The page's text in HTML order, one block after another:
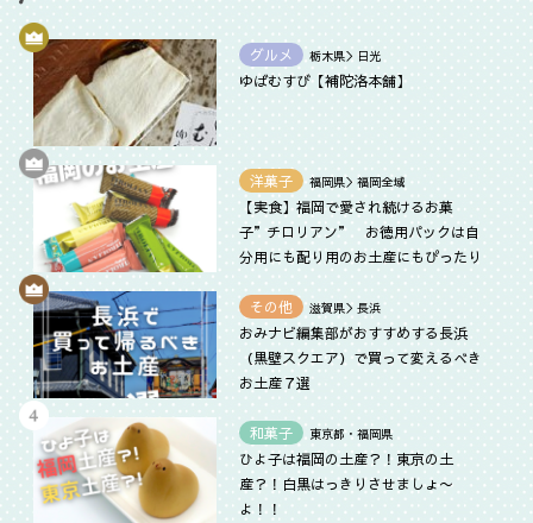
グルメ 栃木県＞日光
ゆばむすび【補陀洛本舗】
洋菓子 福岡県＞福岡全域
【実食】福岡で愛され続けるお菓
子”チロリアン” お徳用パックは自
分用にも配り用のお土産にもぴったり
その他 滋賀県＞長浜
おみナビ編集部がおすすめする長浜
（黒壁スクエア）で買って変えるべき
お土産７選
和菓子 東京都・福岡県
ひよ子は福岡の土産？！東京の土
産？！白黒はっきりさせましょ〜
よ！！